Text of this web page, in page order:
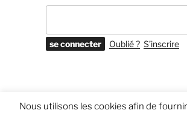
Oublié ? S’inscrire
Nous utilisons les cookies afin de